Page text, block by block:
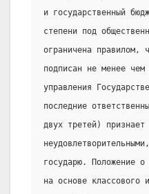
и государственный
степени под
ограничена
подписан не менее
управления
последние
двух третей)
государю. Положение
на основе классового